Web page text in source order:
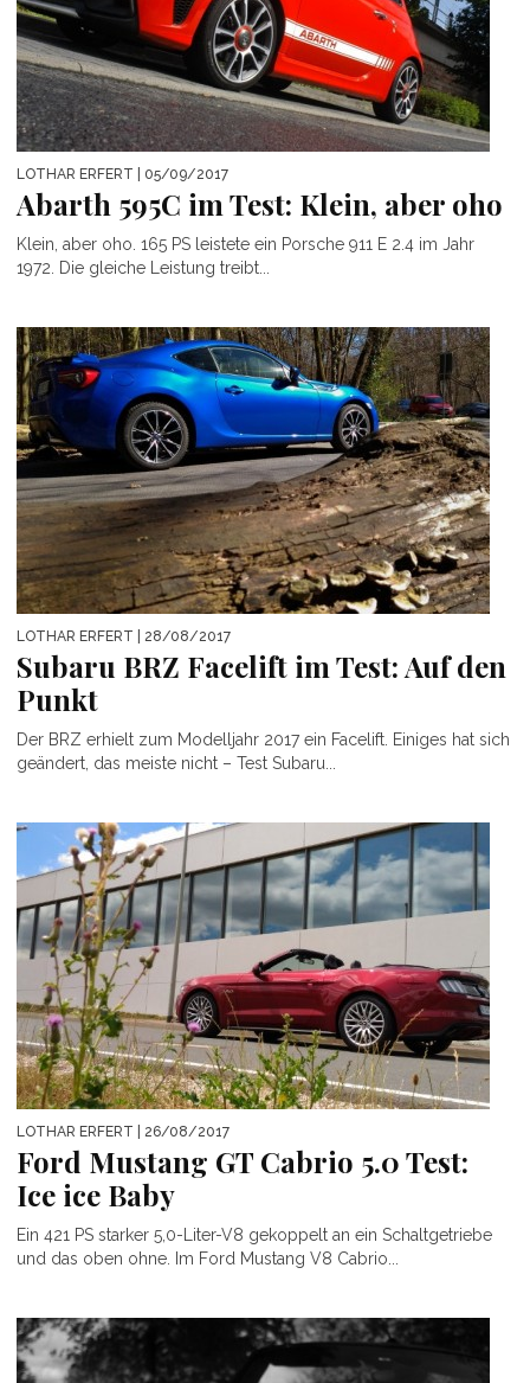
LOTHAR ERFERT | 05/09/2017
Abarth 595C im Test: Klein, aber oho
Klein, aber oho. 165 PS leistete ein Porsche 911 E 2.4 im Jahr
1972. Die gleiche Leistung treibt...
LOTHAR ERFERT | 28/08/2017
Subaru BRZ Facelift im Test: Auf den
Punkt
Der BRZ erhielt zum Modelljahr 2017 ein Facelift. Einiges hat sich
geändert, das meiste nicht – Test Subaru...
LOTHAR ERFERT | 26/08/2017
Ford Mustang GT Cabrio 5.0 Test:
Ice ice Baby
Ein 421 PS starker 5,0-Liter-V8 gekoppelt an ein Schaltgetriebe
und das oben ohne. Im Ford Mustang V8 Cabrio...